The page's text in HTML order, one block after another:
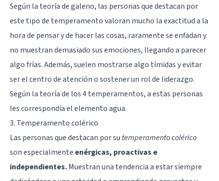
Según la teoría de galeno, las personas que destacan por
este tipo de temperamento valoran mucho la exactitud a la
hora de pensar y de hacer las cosas, raramente se enfadan y
no muestran demasiado sus emociones, llegando a parecer
algo frías. Además,suelen mostrarse algo tímidasy evitar
ser el centro de atención o sostener un rol de liderazgo.
Según la teoría de los 4 temperamentos, a estas personas
les correspondía el elemento agua.
3. Temperamento colérico
Las personas que destacan por su temperamento colérico
son especialmente enérgicas, proactivas e
independientes.Muestran una tendencia a estar siempre